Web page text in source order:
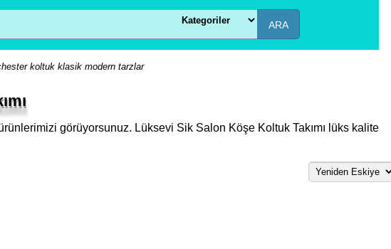
ARA
koltuk klasik modern tarzlar
görüyorsunuz. Lüksevi Sik Salon Köşe Koltuk Takımı lüks kalite